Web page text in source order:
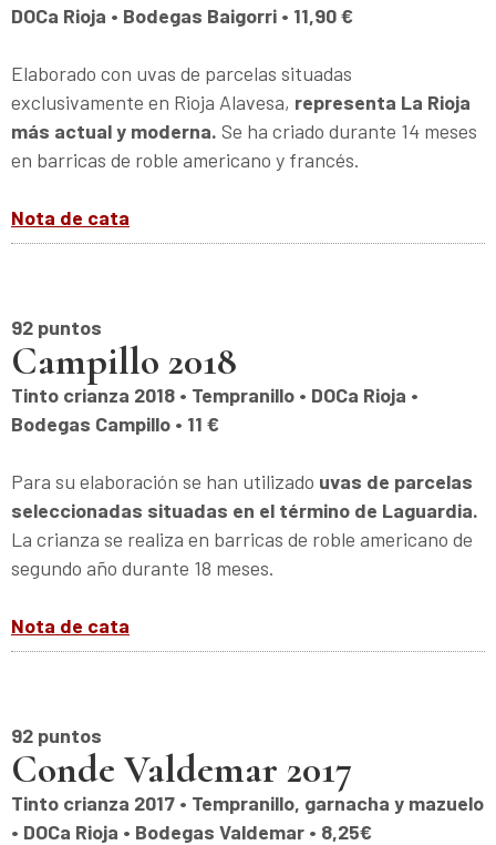
DOCa Rioja • Bodegas Baigorri • 11,90 €
Elaborado con uvas de parcelas situadas
exclusivamente en Rioja Alavesa, representa La Rioja
más actual y moderna. Se ha criado durante 14 meses
en barricas de roble americano y francés.
Nota de cata
92 puntos
Campillo 2018
Tinto crianza 2018 • Tempranillo • DOCa Rioja •
Bodegas Campillo • 11 €
Para su elaboración se han utilizado uvas de parcelas
seleccionadas situadas en el término de Laguardia.
La crianza se realiza en barricas de roble americano de
segundo año durante 18 meses.
Nota de cata
92 puntos
Conde Valdemar 2017
Tinto crianza 2017 • Tempranillo, garnacha y mazuelo
• DOCa Rioja • Bodegas Valdemar • 8,25€